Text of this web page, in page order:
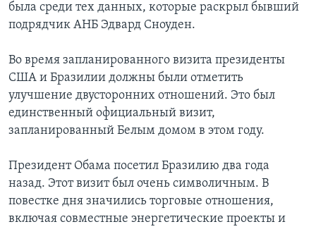
была среди тех данных, которые раскрыл бывший
подрядчик АНБ Эдвард Сноуден.
Во время запланированного визита президенты
США и Бразилии должны были отметить
улучшение двусторонних отношений. Это был
единственный официальный визит,
запланированный Белым домом в этом году.
Президент Обама посетил Бразилию два года
назад. Этот визит был очень символичным. В
повестке дня значились торговые отношения,
включая совместные энергетические проекты и